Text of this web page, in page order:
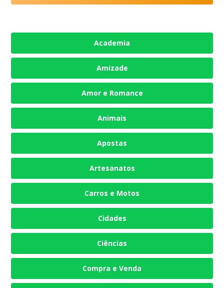
Academia
Amizade
Amor e Romance
Animais
Apostas
Artesanatos
Carros e Motos
Cidades
Ciências
Compra e Venda